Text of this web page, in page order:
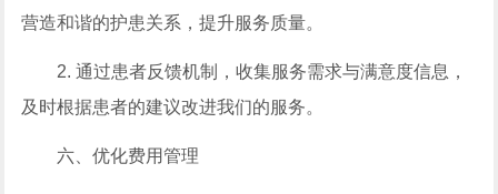
营造和谐的护患关系，提升服务质量。
2. 通过患者反馈机制，收集服务需求与满意度信息，
及时根据患者的建议改进我们的服务。
六、优化费用管理